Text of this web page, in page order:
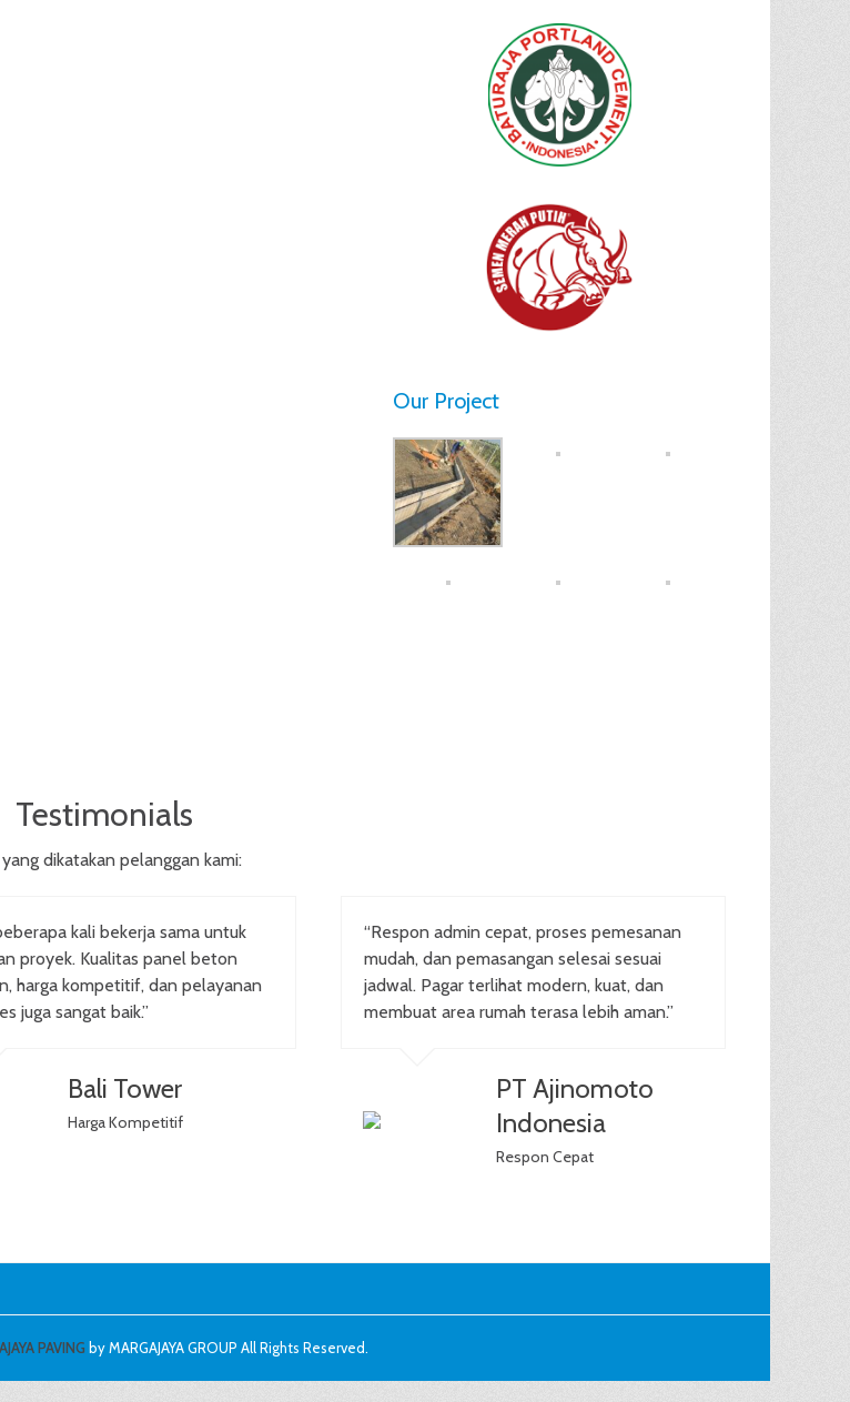
Our Project
Testimonials
dikatakan pelanggan kami:
kali bekerja sama untuk
proyek. Kualitas panel beton
harga kompetitif, dan pelayanan
juga sangat baik.”
Bali Tower
Harga Kompetitif
“Respon admin cepat, proses pemesanan
mudah, dan pemasangan selesai sesuai
jadwal. Pagar terlihat modern, kuat, dan
membuat area rumah terasa lebih aman.”
PT Ajinomoto
Indonesia
Respon Cepat
PAVING by MARGAJAYA GROUP All Rights Reserved.